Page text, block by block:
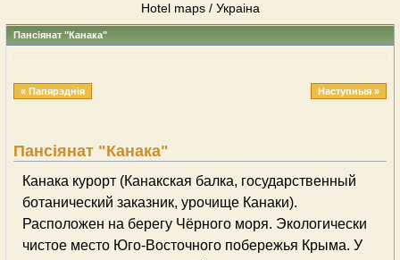
Hotel maps / Украіна
Пансіянат "Канака"
« Папярэднія Наступныя »
Пансіянат "Канака"
Канака курорт (Канакская балка, государственный
ботанический заказник, урочище Канаки).
Расположен на берегу Чёрного моря. Экологически
чистое место Юго-Восточного побережья Крыма. У